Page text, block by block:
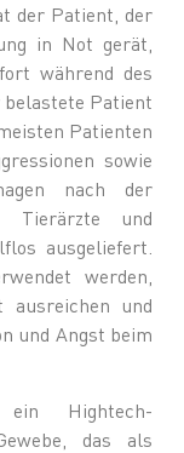
der Patient, der
in Not gerät,
während des
belastete Patient
Patienten
sowie
nach der
Tierärzte und
ausgeliefert.
werden,
und
und Angst beim
Hightech-
das als